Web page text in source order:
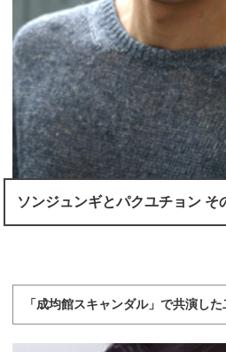
ソンジュンギとパクユチョン そ
「成均館スキャンダル」で共演し